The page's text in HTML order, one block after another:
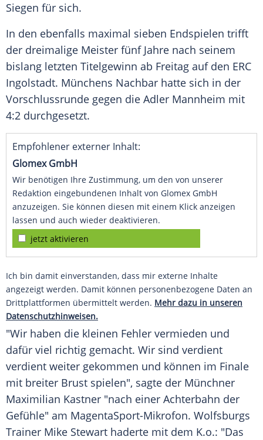
Siegen für sich.
In den ebenfalls maximal sieben Endspielen trifft
der dreimalige Meister fünf Jahre nach seinem
bislang letzten Titelgewinn ab Freitag auf den ERC
Ingolstadt. Münchens Nachbar hatte sich in der
Vorschlussrunde gegen die Adler Mannheim mit
4:2 durchgesetzt.
Empfohlener externer Inhalt:
Glomex GmbH
Wir benötigen Ihre Zustimmung, um den von unserer
Redaktion eingebundenen Inhalt von Glomex GmbH
anzuzeigen. Sie können diesen mit einem Klick anzeigen
lassen und auch wieder deaktivieren.
jetzt aktivieren
Ich bin damit einverstanden, dass mir externe Inhalte
angezeigt werden. Damit können personenbezogene Daten an
Drittplattformen übermittelt werden. Mehr dazu in unseren
Datenschutzhinweisen.
"Wir haben die kleinen Fehler vermieden und
dafür viel richtig gemacht. Wir sind verdient
verdient weiter gekommen und können im Finale
mit breiter Brust spielen", sagte der Münchner
Maximilian Kastner "nach einer Achterbahn der
Gefühle" am MagentaSport-Mikrofon. Wolfsburgs
Trainer Mike Stewart haderte mit dem K.o.: "Das